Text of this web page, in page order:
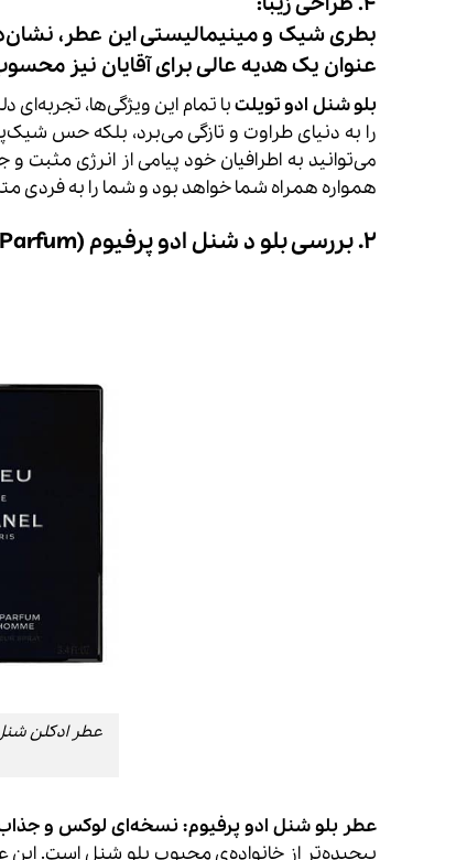
بطری شیک و مینیمالیستی این عطر،
عنوان یک هدیه عالی برای آقایان نیز
بلو شنل ادو تویلتبا تمام این ویژگی‌ها،
را به دنیای طراوت و تازگی می‌برد، بلکه حس
می‌توانید به اطرافیان خود پیامی از انرژی
همواره همراه شما خواهد بود و شما را به فردی
۲. بررسی بلو د شنل ادو پرفیوم (Chanel Bleu de Chanel Eau de Parfum)
عطر بلو شنل ادو پرفیوم: نسخه‌ای لوکس و جذاب
پیچیده‌تر از خانواده‌ی محبوب بلو شنل است.